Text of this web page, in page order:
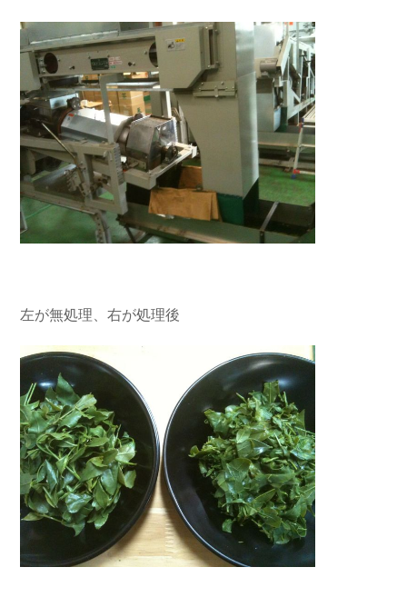
左が無処理、右が処理後